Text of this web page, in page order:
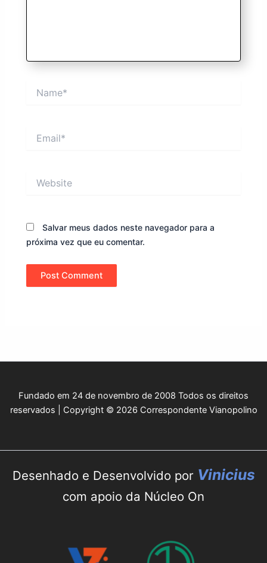
Salvar meus dados neste navegador para a
próxima vez que eu comentar.
Fundado em 24 de novembro de 2008 Todos os direitos
reservados | Copyright © 2026 Correspondente Vianopolino
Desenhado e Desenvolvido por Vinicius
com apoio da Núcleo On